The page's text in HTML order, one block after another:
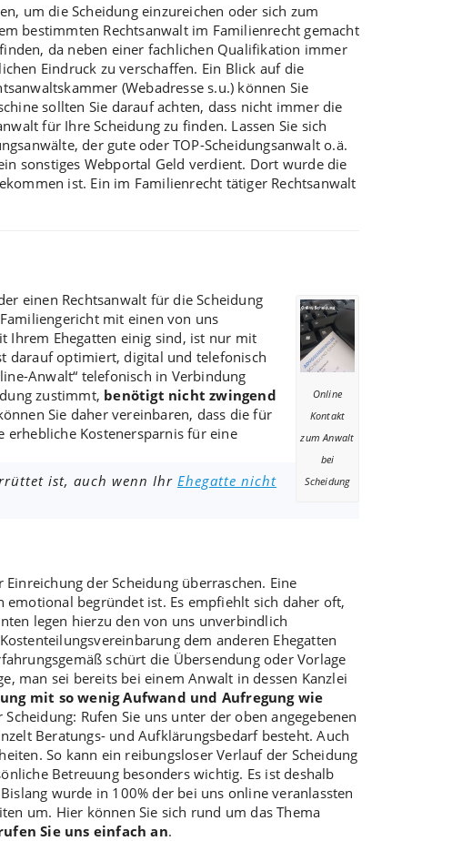
um die Scheidung einzureichen oder sich zum
bestimmten Rechtsanwalt im Familienrecht gemacht
da neben einer fachlichen Qualifikation immer
Eindruck zu verschaffen. Ein Blick auf die
(Webadresse s.u.) können Sie
sollten Sie darauf achten, dass nicht immer die
für Ihre Scheidung zu finden. Lassen Sie sich
der gute oder TOP-Scheidungsanwalt o.ä.
sonstiges Webportal Geld verdient. Dort wurde die
ist. Ein im Familienrecht tätiger Rechtsanwalt
Online
Kontakt
zum Anwalt
bei
Scheidung
einen Rechtsanwalt für die Scheidung
mit einen von uns
Ihrem Ehegatten einig sind, ist nur mit
darauf optimiert, digital und telefonisch
Anwalt“ telefonisch in Verbindung
zustimmt, benötigt nicht zwingend
Sie daher vereinbaren, dass die für
erhebliche Kostenersparnis für eine
ist, auch wenn Ihr Ehegatte nicht
der Scheidung überraschen. Eine
emotional begründet ist. Es empfiehlt sich daher oft,
legen hierzu den von uns unverbindlich
dem anderen Ehegatten
schürt die Übersendung oder Vorlage
man sei bereits bei einem Anwalt in dessen Kanzlei
mit so wenig Aufwand und Aufregung wie
Rufen Sie uns unter der oben angegebenen
Beratungs- und Aufklärungsbedarf besteht. Auch
So kann ein reibungsloser Verlauf der Scheidung
Betreuung besonders wichtig. Es ist deshalb
wurde in 100% der bei uns online veranlassten
um. Hier können Sie sich rund um das Thema
Sie uns einfach an.